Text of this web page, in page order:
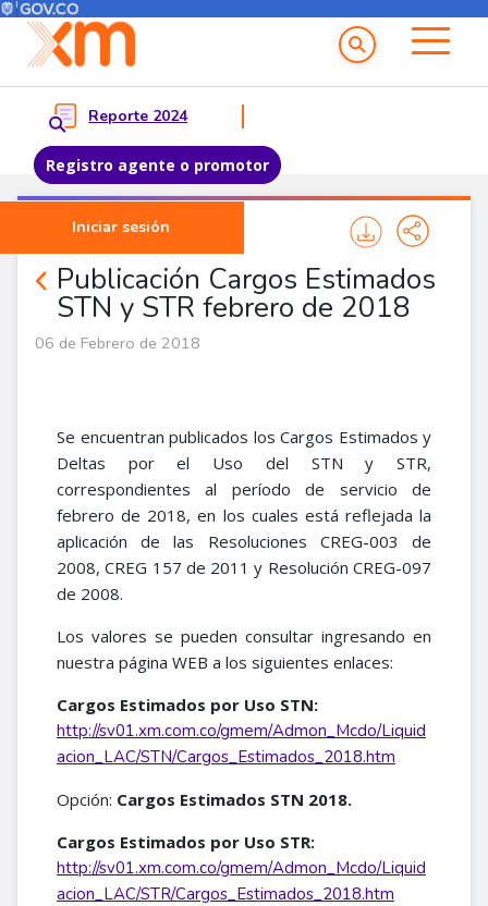
Pasar al contenido principal
Menú del Usuario
Reporte 2024
Registro agente o promotor
Iniciar sesión
Menu principal
Publicación Cargos Estimados
STN y STR febrero de 2018
Noticias Agentes
06 de Febrero de 2018
Se encuentran publicados los Cargos Estimados y
Deltas por el Uso del STN y STR,
correspondientes al período de servicio de
febrero de 2018, en los cuales está reflejada la
aplicación de las Resoluciones CREG-003 de
2008, CREG 157 de 2011 y Resolución CREG-097
de 2008.
Los valores se pueden consultar ingresando en
nuestra página WEB a los siguientes enlaces:
Cargos Estimados por Uso STN:
http://sv01.xm.com.co/gmem/Admon_Mcdo/Liquid
acion_LAC/STN/Cargos_Estimados_2018.htm
Opción: Cargos Estimados STN 2018.
Cargos Estimados por Uso STR:
http://sv01.xm.com.co/gmem/Admon_Mcdo/Liquid
acion_LAC/STR/Cargos_Estimados_2018.htm